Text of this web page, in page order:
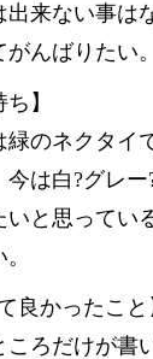
出来ない事は
んばりたい。
】
緑のネクタイ
は白?グレ
と思ってい
良かったこと
ころだけが書